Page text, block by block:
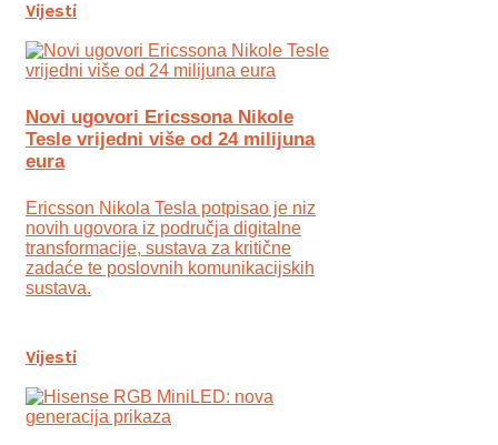
Vijesti
Novi ugovori Ericssona Nikole
Tesle vrijedni više od 24 milijuna
eura
Ericsson Nikola Tesla potpisao je niz
novih ugovora iz područja digitalne
transformacije, sustava za kritične
zadaće te poslovnih komunikacijskih
sustava.
Vijesti